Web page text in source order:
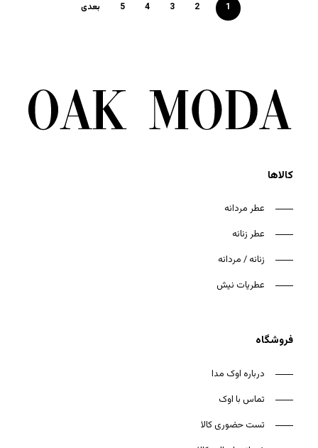
1
2
3
4
5 بعدی
کالاها
عطر مردانه
عطر زنانه
زنانه / مردانه
عطریات نیش
فروشگاه
درباره اوک مدا
تماس با اوک
تست حضوری کالا